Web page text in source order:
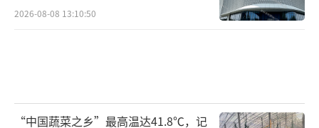
律师称其中存在多个法律关系
2026-08-08 13:10:50
“中国蔬菜之乡”最高温达41.8℃，记